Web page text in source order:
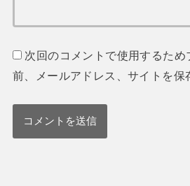
次回のコメントで使用するため
前、メールアドレス、サイトを保